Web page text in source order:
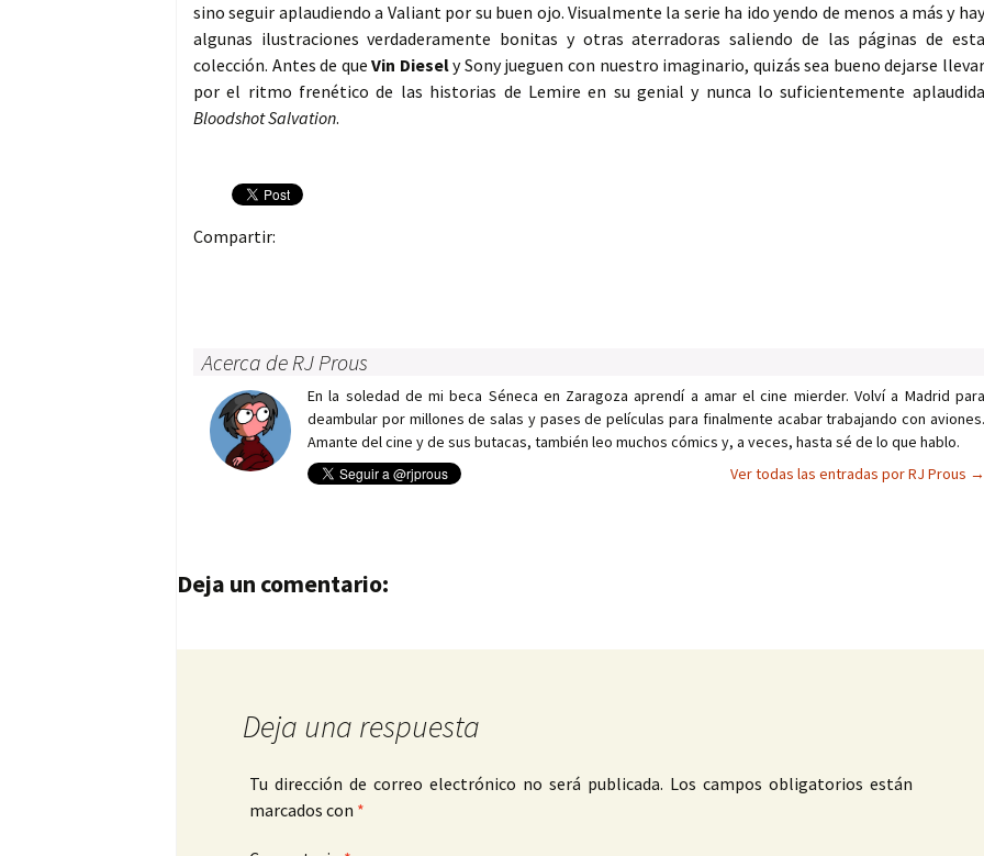
sino seguir aplaudiendo a Valiant por su buen ojo. Visualmente la serie ha ido yendo de menos a más y hay
algunas ilustraciones verdaderamente bonitas y otras aterradoras saliendo de las páginas de esta
colección. Antes de queVin Diesely Sony jueguen con nuestro imaginario, quizás sea bueno dejarse llevar
por el ritmo frenético de las historias de Lemire en su genial y nunca lo suficientemente aplaudida
Bloodshot Salvation.
Compartir:
Acerca de RJ Prous
En la soledad de mi beca Séneca en Zaragoza aprendí a amar el cine mierder. Volví a Madrid para
deambular por millones de salas y pases de películas para finalmente acabar trabajando con aviones.
Amante del cine y de sus butacas, también leo muchos cómics y, a veces, hasta sé de lo que hablo.
Ver todas las entradas por RJ Prous →
Navegación de entradas
Deja un comentario:
Deja una respuesta
Tu dirección de correo electrónico no será publicada. Los campos obligatorios están
marcados con *